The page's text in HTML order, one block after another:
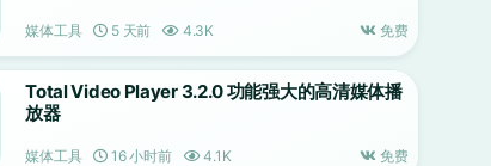
媒体工具 5 天前 4.3K 免费
Total Video Player 3.2.0 功能强大的高清媒体播
放器
媒体工具 16 小时前 4.1K 免费